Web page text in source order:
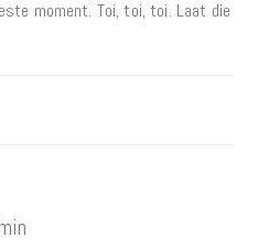
moment. Toi, toi, toi. Laat die